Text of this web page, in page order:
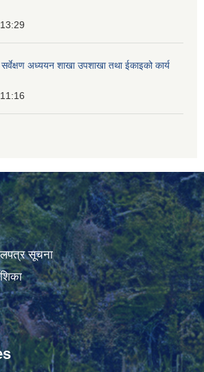
अध्ययन शाखा उपशाखा तथा ईकाइको कार्य
सूचना